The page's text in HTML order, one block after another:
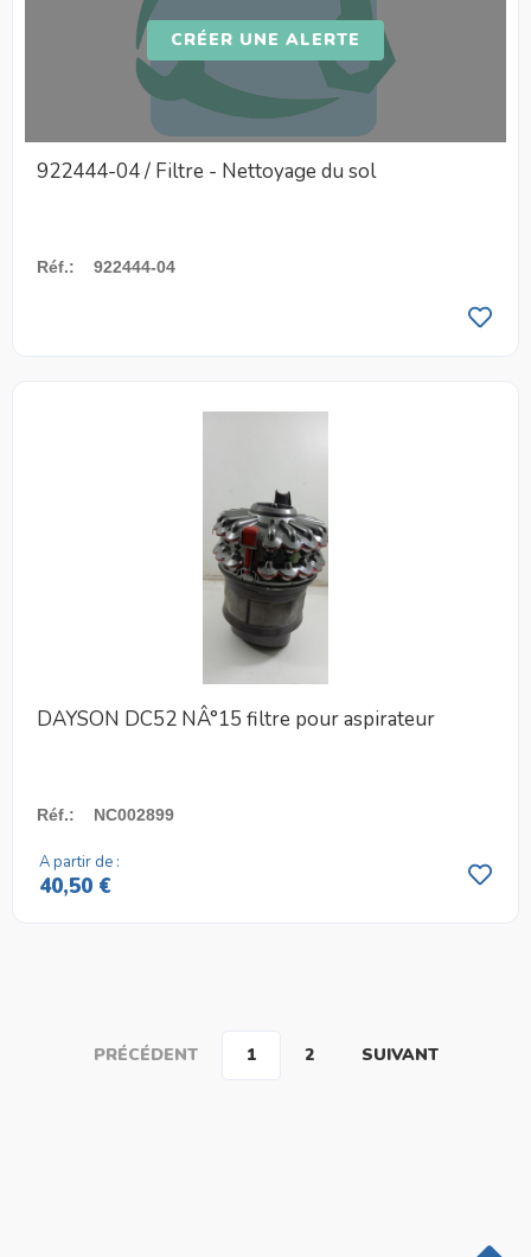
CRÉER UNE ALERTE
922444-04 / Filtre - Nettoyage du sol
Réf.: 922444-04
DAYSON DC52 NÂ°15 filtre pour aspirateur
Réf.: NC002899
A partir de :
40,50 €
PRÉCÉDENT 1 2 SUIVANT